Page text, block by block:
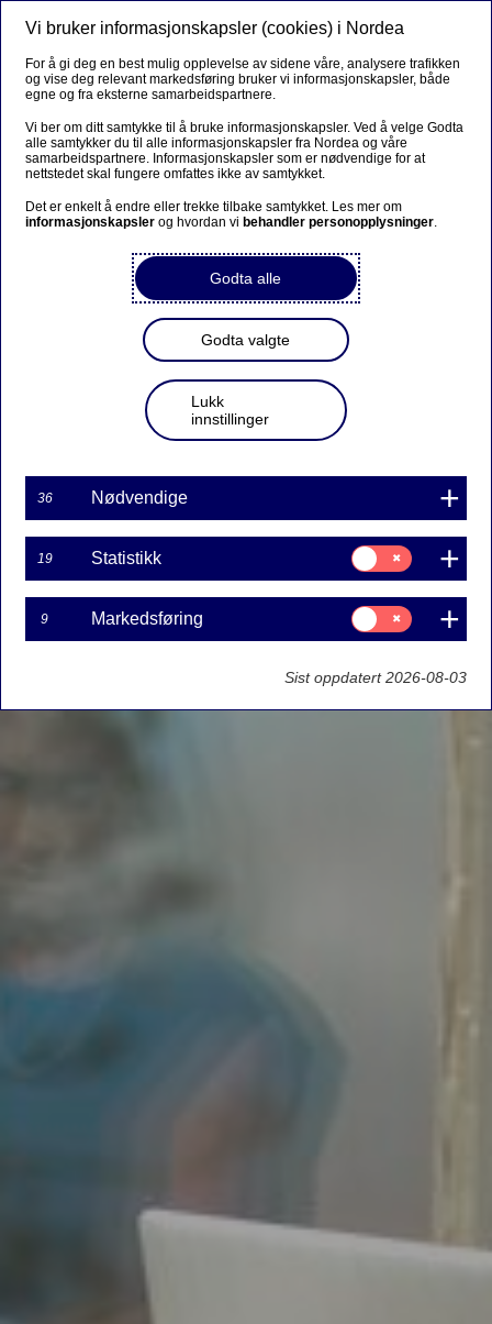
Vi bruker informasjonskapsler (cookies) i Nordea
For å gi deg en best mulig opplevelse av sidene våre, analysere trafikken
og vise deg relevant markedsføring bruker vi informasjonskapsler, både
egne og fra eksterne samarbeidspartnere.
Vi ber om ditt samtykke til å bruke informasjonskapsler. Ved å velge Godta
alle samtykker du til alle informasjonskapsler fra Nordea og våre
samarbeidspartnere. Informasjonskapsler som er nødvendige for at
nettstedet skal fungere omfattes ikke av samtykket.
Det er enkelt å endre eller trekke tilbake samtykket. Les mer om
informasjonskapsler og hvordan vi behandler personopplysninger.
Godta alle
Godta valgte
Lukk
innstillinger
36 Nødvendige
19 Statistikk
Samtykke
til:
Statistikk
9 Markedsføring
Samtykke
til:
Markedsføring
Sist oppdatert 2026-08-03